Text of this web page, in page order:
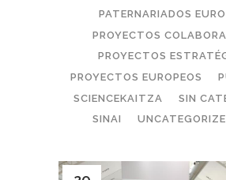
PATERNARIADOS
PROYECTOS
PROYECTOS
PROYECTOS EUROPEOS
SCIENCEKAITZA
SIN
SINAI